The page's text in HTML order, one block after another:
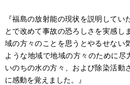
『福島の放射能の現状を説明してい
とで改めて事故の恐ろしさを実感し
域の方々のことを思うとやるせない
ような地域で地域の方々のために尽
いのちの水の方々、および除染活動
に感動を覚えました。』